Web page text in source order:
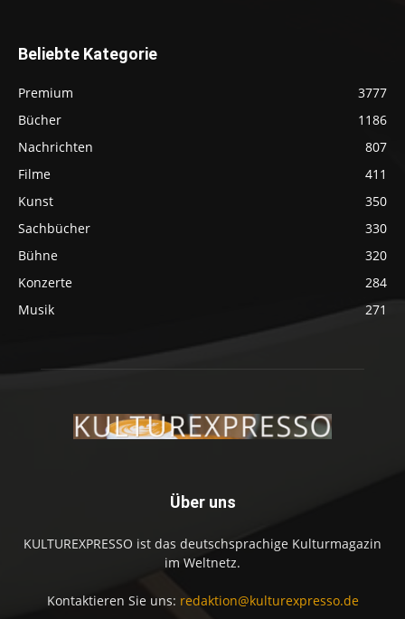
Beliebte Kategorie
Premium
3777
Bücher
1186
Nachrichten
807
Filme
411
Kunst
350
Sachbücher
330
Bühne
320
Konzerte
284
Musik
271
Über uns
KULTUREXPRESSO ist das deutschsprachige Kulturmagazin
im Weltnetz.
Kontaktieren Sie uns: redaktion@kulturexpresso.de